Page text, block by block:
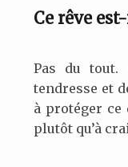
Ce rêve
Pas du tout.
tendresse et
à protéger ce
plutôt qu’à